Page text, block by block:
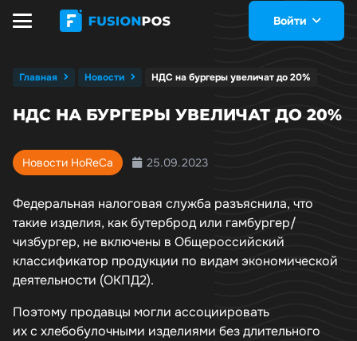
Войти
Главная Новости НДС на бургеры увеличат до 20%
НДС НА БУРГЕРЫ УВЕЛИЧАТ ДО 20%
Новости HoReCa 25.09.2023
Федеральная налоговая служба разъяснила, что
такие изделия, как бутерброд или гамбургер/
чизбургер, не включены в Общероссийский
классификатор продукции по видам экономической
деятельности (ОКПД2).
Поэтому продавцы могли ассоциировать
их с хлебобулочными изделиями без длительного